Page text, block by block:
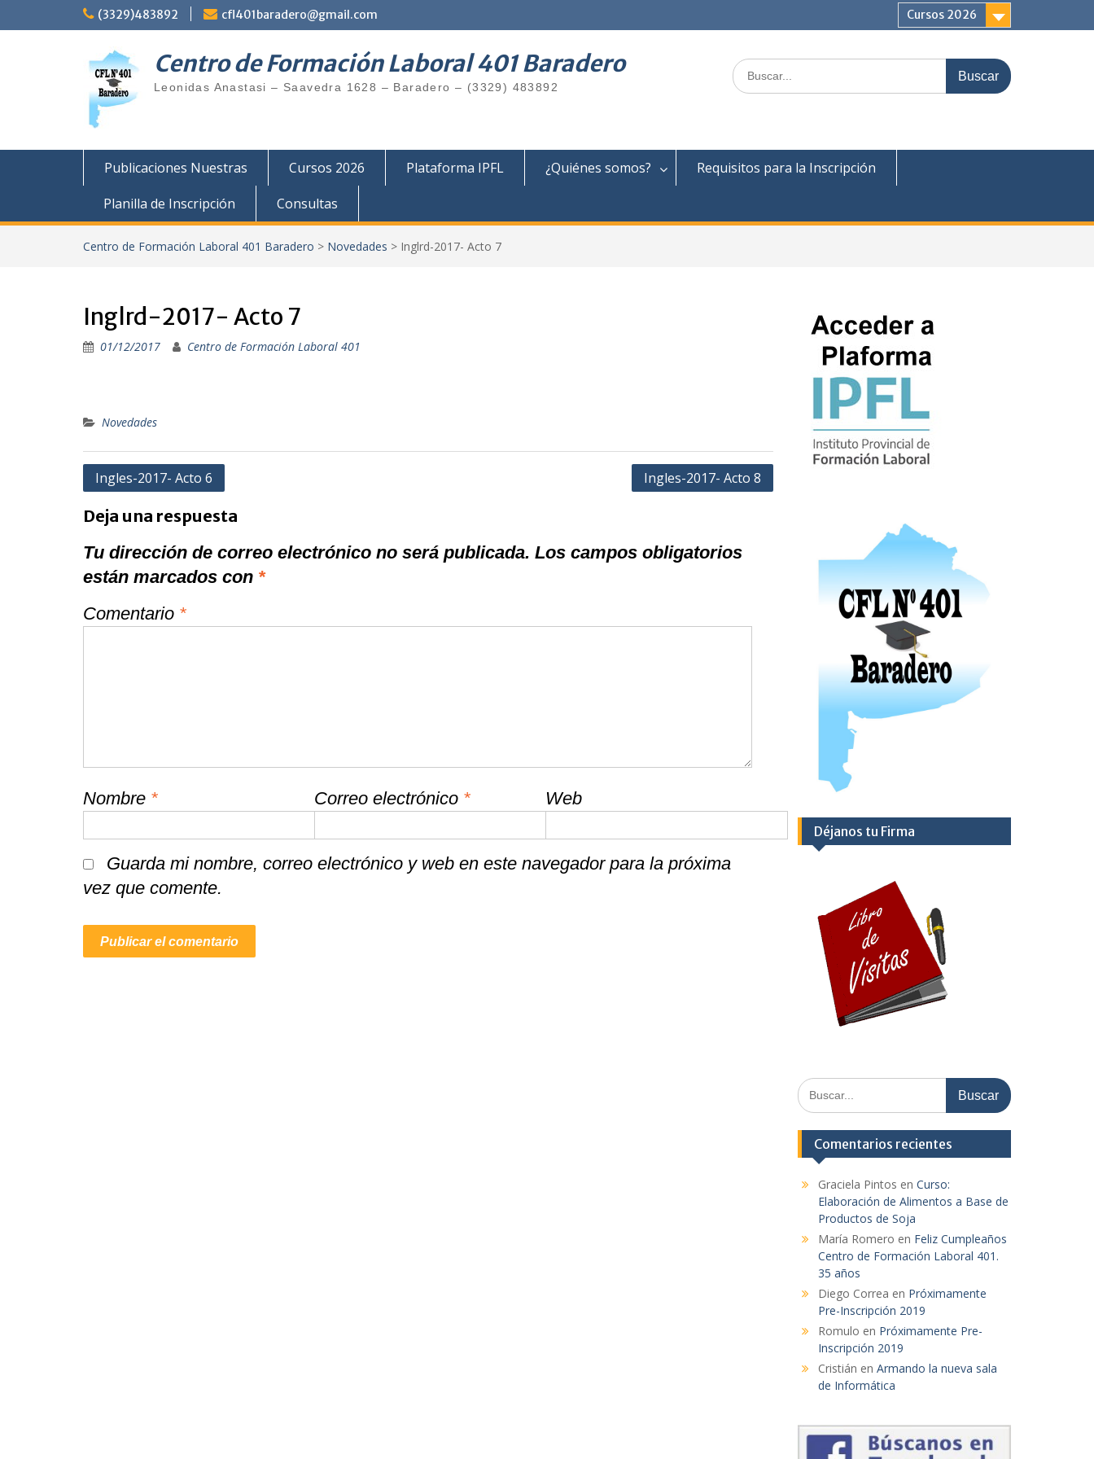
(3329)483892 cfl401baradero@gmail.com Cursos 2026
Centro de Formación Laboral 401 Baradero
Leonidas Anastasi – Saavedra 1628 – Baradero – (3329) 483892
Buscar:
Publicaciones Nuestras Cursos 2026 Plataforma IPFL ¿Quiénes somos?
Requisitos para la Inscripción
Planilla de Inscripción
Consultas
Centro de Formación Laboral 401 Baradero > Novedades > Inglrd-2017- Acto 7
Inglrd-2017- Acto 7
01/12/2017 Centro de Formación Laboral 401
Novedades
Navegación
entradas
Ingles-2017- Acto 6 Ingles-2017- Acto 8
Deja una respuesta
Tu dirección de correo electrónico no será publicada. Los campos obligatorios
están marcados con *
Comentario *
Nombre * Correo electrónico * Web
Guarda mi nombre, correo electrónico y web en este navegador para la próxima
vez que comente.
Déjanos tu Firma
Buscar:
Comentarios recientes
Graciela Pintos en Curso:
Elaboración de Alimentos a Base de
Productos de Soja
María Romero en Feliz Cumpleaños
Centro de Formación Laboral 401.
35 años
Diego Correa en Próximamente
Pre-Inscripción 2019
Romulo en Próximamente Pre-
Inscripción 2019
Cristián en Armando la nueva sala
de Informática